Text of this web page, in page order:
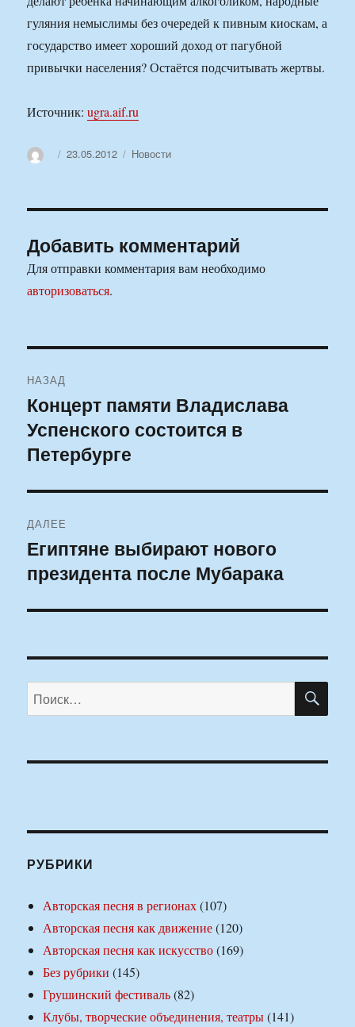
гуляния немыслимы без очередей к пивным киоскам, а
государство имеет хороший доход от пагубной
привычки населения? Остаётся подсчитывать жертвы.
Источник:ugra.aif.ru
АвторОпубликовано
23.05.2012 Рубрики
Новости
Добавить комментарий
Для отправки комментария вам необходимо
авторизоваться.
по
записям
НАЗАД
Предыдущая
запись:
Концерт памяти Владислава
Успенского состоится в
Петербурге
ДАЛЕЕ
Следующая
запись:
Египтяне выбирают нового
президента после Мубарака
Искать:
РУБРИКИ
Авторская песня в регионах(107)
Авторская песня как движение(120)
Авторская песня как искусство(169)
Без рубрики (145)
Грушинский фестиваль(82)
Клубы, творческие объединения, театры(141)